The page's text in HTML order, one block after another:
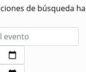
de búsqueda